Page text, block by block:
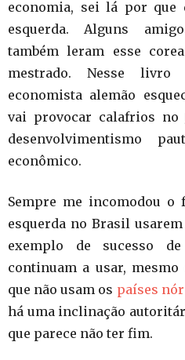
economia, sei lá por que
esquerda. Alguns
também leram esse
mestrado. Nesse
economista alemão
vai provocar calafrios no
desenvolvimentismo
econômico.
Sempre me incomodou o
esquerda no Brasil usarem
exemplo de sucesso
continuam a usar, mesmo
que não usam os países
há uma inclinação
que parece não ter fim.